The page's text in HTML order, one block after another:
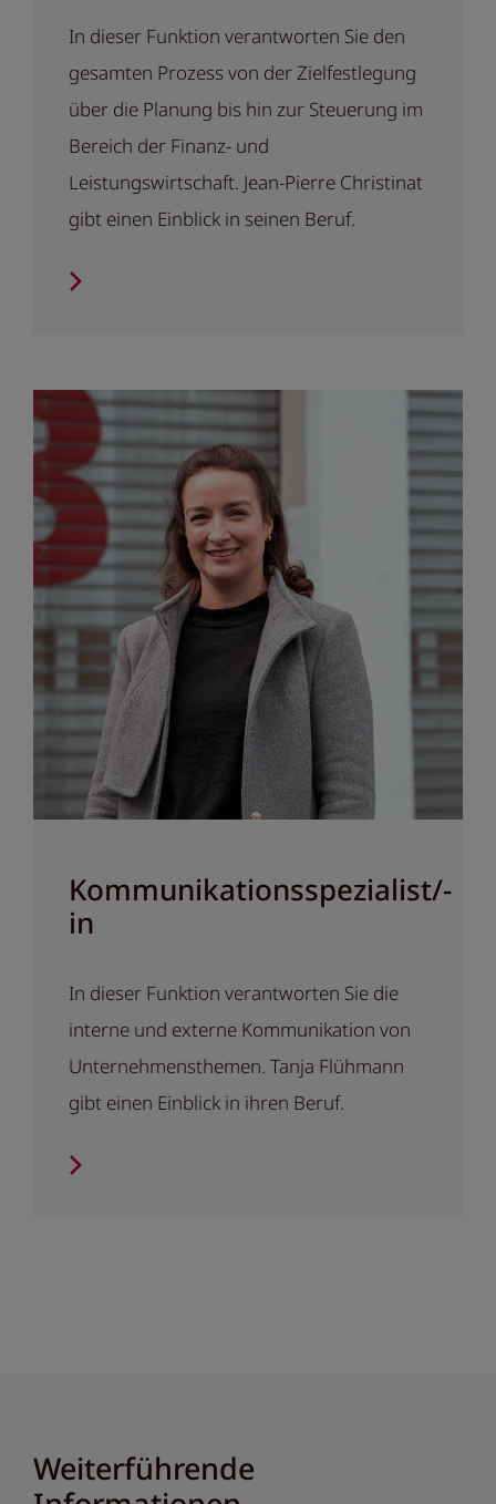
In dieser Funktion verantworten Sie den
gesamten Prozess von der Zielfestlegung
über die Planung bis hin zur Steuerung im
Bereich der Finanz- und
Leistungswirtschaft. Jean-Pierre Christinat
gibt einen Einblick in seinen Beruf.
Kommunikationsspezialist/-
in
In dieser Funktion verantworten Sie die
interne und externe Kommunikation von
Unternehmensthemen. Tanja Flühmann
gibt einen Einblick in ihren Beruf.
Weiterführende